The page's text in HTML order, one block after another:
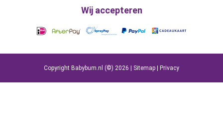
Wij accepteren
Copyright Babybum.nl (©) 2026 | Sitemap | Privacy